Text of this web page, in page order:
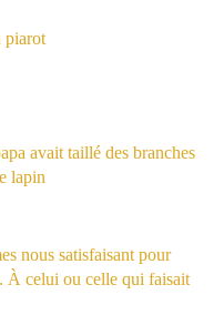
piarot
avait taillé des branches
lapin
nous satisfaisant pour
À celui ou celle qui faisait